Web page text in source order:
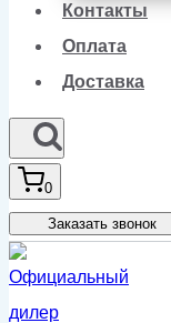
Контакты
Оплата
Доставка
0
Заказать звонок